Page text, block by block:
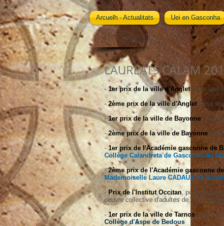
Arcuelh - Actualitats Uei en Gasconha
LAUREATS CALAM
-1er prix de la ville d'Anglet, pour une
-2ème prix de la ville d'Anglet, pour
-1er prix de la ville de Bayonne, pour
-2ème prix de la ville de Bayonne,
-1er prix de l'Académie gasconne de
Collège Calandreta de Gasconha de
-2ème prix de l'Académie gasconne
Mademoiselle Laure CADAUX de
-Prix de l'Institut Occitan, pour oeuvre
oeuvre collective d'adultes de cours de
-1er prix de la ville de Tarnos, pour
Collège d'Aspe de Bedous